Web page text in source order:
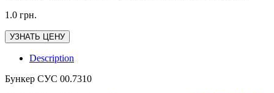
1.0 грн.
УЗНАТЬ ЦЕНУ
Description
Бункер СУС 00.7310